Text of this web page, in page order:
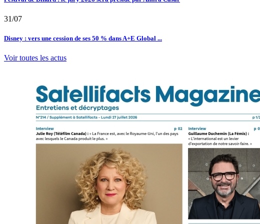
31/07
Disney : vers une cession de ses 50 % dans A+E Global ...
Voir toutes les actus